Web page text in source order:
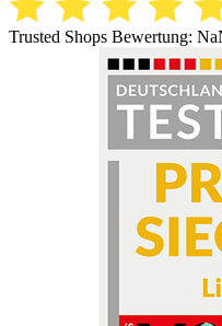
Trusted Shops Bewertung: